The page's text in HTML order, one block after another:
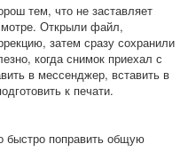
тем, что не заставляет
Открыли файл,
затем сразу сохранили
когда снимок приехал с
в мессенджер, вставить в
к печати.
быстро поправить общую